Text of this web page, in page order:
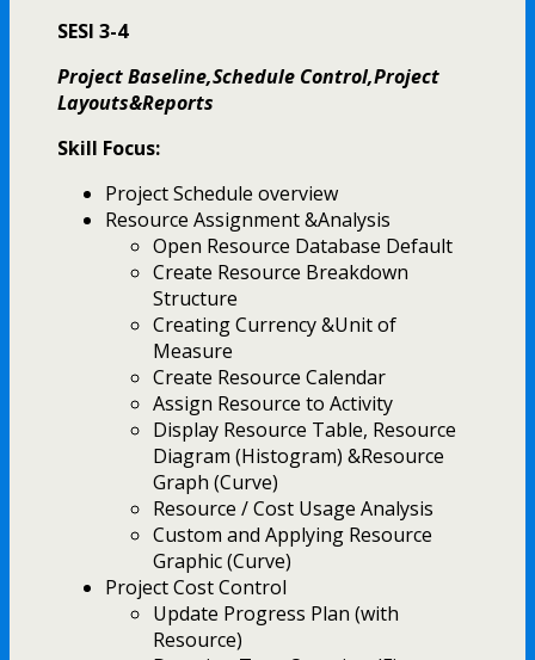
SESI 3-4
Project Baseline,Schedule Control,Project
Layouts&Reports
Skill Focus:
Project Schedule overview
Resource Assignment &Analysis
Open Resource Database Default
Create Resource Breakdown
Structure
Creating Currency &Unit of
Measure
Create Resource Calendar
Assign Resource to Activity
Display Resource Table, Resource
Diagram (Histogram) &Resource
Graph (Curve)
Resource / Cost Usage Analysis
Custom and Applying Resource
Graphic (Curve)
Project Cost Control
Update Progress Plan (with
Resource)